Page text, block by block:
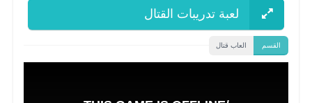
لعبة تدريبات القتال
القسم العاب قتال